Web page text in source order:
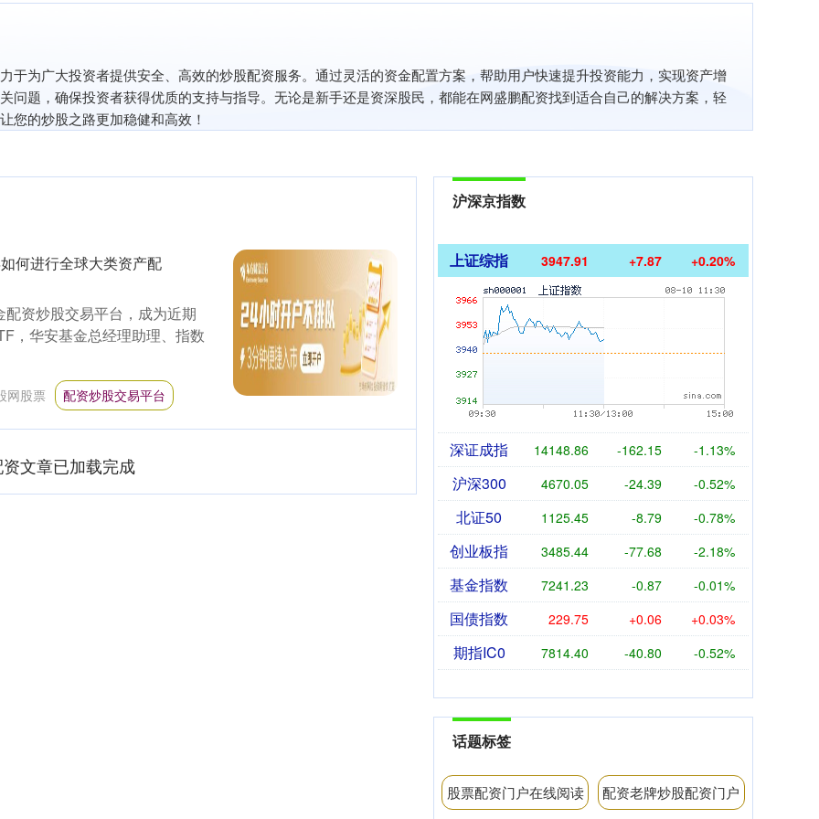
于为广大投资者提供安全、高效的炒股配资服务。通过灵活的资金配置方案，帮助用户快速提升投资能力，实现资产增
问题，确保投资者获得优质的支持与指导。无论是新手还是资深股民，都能在网盛鹏配资找到适合自己的解决方案，轻
您的炒股之路更加稳健和高效！
何进行全球大类资产配
配资炒股交易平台，成为近期
，华安基金总经理助理、指数
网股票 配资炒股交易平台
文章已加载完成
沪深京指数
上证综指 3947.91 +7.87 +0.20%
深证成指 14148.86 -162.15 -1.13%
沪深300 4670.05 -24.39 -0.52%
北证50 1125.45 -8.79 -0.78%
创业板指 3485.44 -77.68 -2.18%
基金指数 7241.23 -0.87 -0.01%
国债指数 229.75 +0.06 +0.03%
期指IC0 7814.40 -40.80 -0.52%
话题标签
股票配资门户在线阅读 配资老牌炒股配资门户